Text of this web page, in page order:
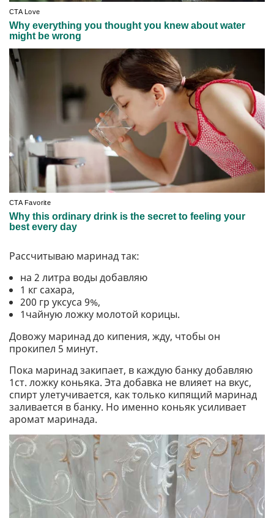
Рассчитываю маринад так:
на 2 литра воды добавляю
1 кг сахара,
200 гр уксуса 9%,
1чайную ложку молотой корицы.
Довожу маринад до кипения, жду, чтобы он
прокипел 5 минут.
Пока маринад закипает, в каждую банку добавляю
1ст. ложку коньяка. Эта добавка не влияет на вкус,
спирт улетучивается, как только кипящий маринад
заливается в банку. Но именно коньяк усиливает
аромат маринада.